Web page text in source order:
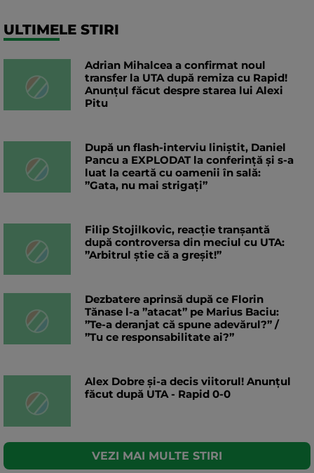
ULTIMELE STIRI
Adrian Mihalcea a confirmat noul
transfer la UTA după remiza cu Rapid!
Anunțul făcut despre starea lui Alexi
Pitu
După un flash-interviu liniștit, Daniel
Pancu a EXPLODAT la conferință și s-a
luat la ceartă cu oamenii în sală:
”Gata, nu mai strigați”
Filip Stojilkovic, reacție tranșantă
după controversa din meciul cu UTA:
”Arbitrul știe că a greșit!”
Dezbatere aprinsă după ce Florin
Tănase l-a ”atacat” pe Marius Baciu:
”Te-a deranjat că spune adevărul?” /
”Tu ce responsabilitate ai?”
Alex Dobre și-a decis viitorul! Anunțul
făcut după UTA - Rapid 0-0
VEZI MAI MULTE STIRI